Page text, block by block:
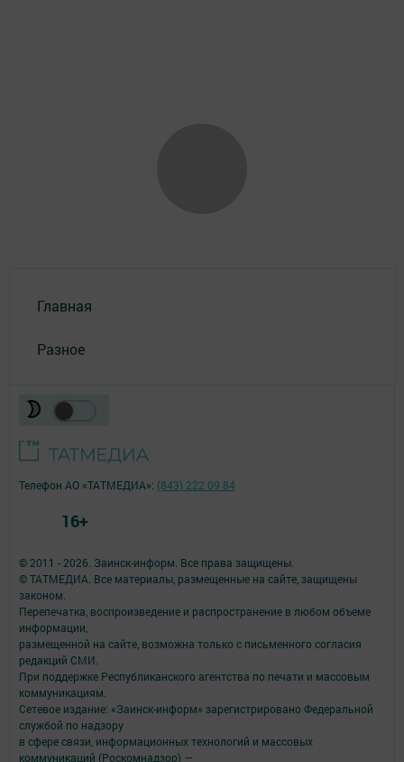
Главная
Разное
© 2011 - 2026. Заинск-информ. Все права защищены.
© ТАТМЕДИА. Все материалы, размещенные на сайте, защищены
законом.
Перепечатка, воспроизведение и распространение в любом объеме
информации,
размещенной на сайте, возможна только с письменного согласия
редакций СМИ.
При поддержке Республиканского агентства по печати и массовым
коммуникациям.
Сетевое издание: «Заинск-информ» зарегистрировано Федеральной
службой по надзору
в сфере связи, информационных технологий и массовых
коммуникаций (Роскомнадзор) —
Телефон АО «ТАТМЕДИА»: (843) 222 09 84
16+